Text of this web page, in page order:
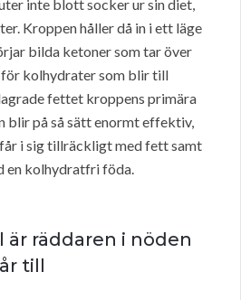
inte blott socker ur sin diet,
Kroppen håller då in i ett läge
bilda ketoner som tar över
kolhydrater som blir till
fettet kroppens primära
blir på så sätt enormt effektiv,
i sig tillräckligt med fett samt
en kolhydratfri föda.
är räddaren i nöden
till